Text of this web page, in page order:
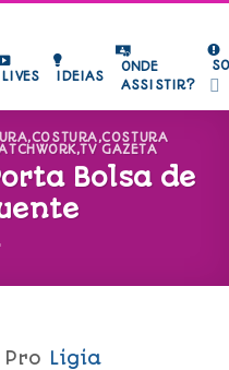
LIVES IDEIAS
ONDE
ASSISTIR?
,COSTURA,COSTURA
,TV GAZETA
Bolsa de
Pro Ligia